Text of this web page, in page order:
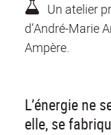
Un atelier
d’André-Marie
Ampère.
L’énergie ne
elle, se